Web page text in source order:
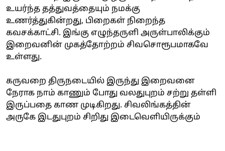
உயர்ந்த தத்துவத்தையும் நமக்கு
உணர்த்துகின்றது, பிறைகள் நிறைந்த
கவசக்காட்சி. இங்கு எழுந்தருளி அருள்பாலிக்கும்
இறைவனின் முகத்தோற்றம் சிவசொரூபமாகவே
உள்ளது.
கருவறை திருநடையில் இருந்து இறைவனை
நேராக நாம் காணும் போது வலதுபுறம் சற்று தள்ளி
இருப்பதை காண முடிகிறது. சிவலிங்கத்தின்
அருகே இடதுபுறம் சிறிது இடைவெளியிருக்கும்